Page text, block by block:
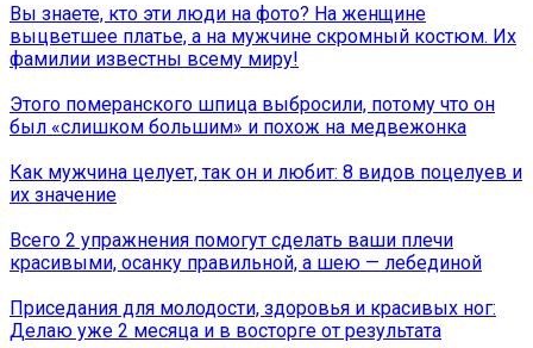
Вы знаете, кто эти люди на фото? На женщине
выцветшее платье, а на мужчине скромный костюм. Их
фамилии известны всему миру!
Этого померанского шпица выбросили, потому что он
был «слишком большим» и похож на медвежонка
Как мужчина целует, так он и любит: 8 видов поцелуев и
их значение
Всего 2 упражнения помогут сделать ваши плечи
красивыми, осанку правильной, а шею — лебединой
Приседания для молодости, здоровья и красивых ног:
Делаю уже 2 месяца и в восторге от результата